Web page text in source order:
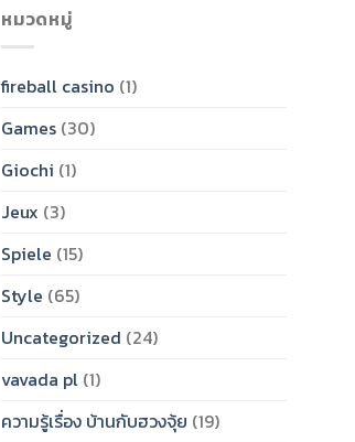
หมวดหมู่
fireball casino (1)
Games (30)
Giochi (1)
Jeux (3)
Spiele (15)
Style (65)
Uncategorized (24)
vavada pl (1)
ความรู้เรื่อง บ้านกับฮวงจุ้ย (19)